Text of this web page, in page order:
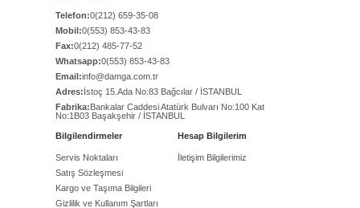
Telefon:0(212) 659-35-08
Mobil:0(553) 853-43-83
Fax:0(212) 485-77-52
Whatsapp:0(553) 853-43-83
Email:info@damga.com.tr
Adres: İstoç 15.Ada No:83 Bağcılar / İSTANBUL
Fabrika: Bankalar Caddesi Atatürk Bulvarı No:100 Kat
No:1B03 Başakşehir / İSTANBUL
Bilgilendirmeler
Servis Noktaları
Satış Sözleşmesi
Kargo ve Taşıma Bilgileri
Gizlilik ve Kullanım Şartları
Hesap Bilgilerim
İletişim Bilgilerimiz